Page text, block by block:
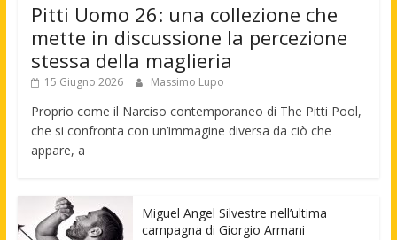
Pitti Uomo 26: una collezione che
mette in discussione la percezione
stessa della maglieria
15 Giugno 2026 Massimo Lupo
Proprio come il Narciso contemporaneo di The Pitti Pool,
che si confronta con un’immagine diversa da ciò che
appare, a
Miguel Angel Silvestre nell’ultima
campagna di Giorgio Armani